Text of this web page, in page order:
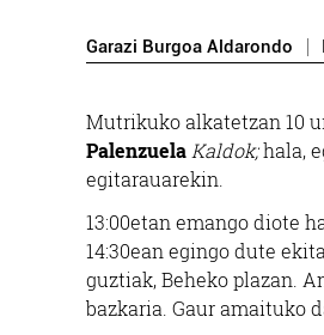
Garazi Burgoa Aldarondo
Mutrikuko alkatetzan 10
Palenzuela Kaldok;hala,
egitarauarekin.
13:00etan emango diote
14:30ean egingo dute
guztiak, Beheko plazan.
bazkaria. Gaur amaituko